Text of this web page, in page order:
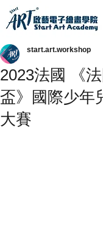
Start Art Workshop
2023法國 《
盃》國際少年
大賽
start.art.workshop